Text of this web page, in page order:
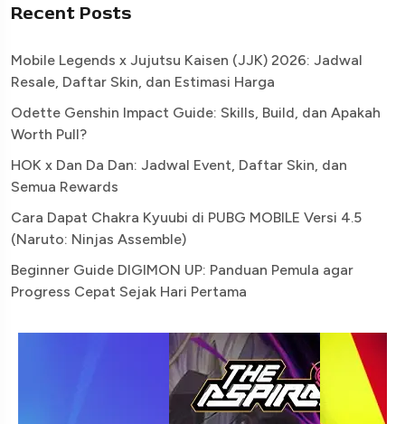
Recent Posts
Mobile Legends x Jujutsu Kaisen (JJK) 2026: Jadwal
Resale, Daftar Skin, dan Estimasi Harga
Odette Genshin Impact Guide: Skills, Build, dan Apakah
Worth Pull?
HOK x Dan Da Dan: Jadwal Event, Daftar Skin, dan
Semua Rewards
Cara Dapat Chakra Kyuubi di PUBG MOBILE Versi 4.5
(Naruto: Ninjas Assemble)
Beginner Guide DIGIMON UP: Panduan Pemula agar
Progress Cepat Sejak Hari Pertama